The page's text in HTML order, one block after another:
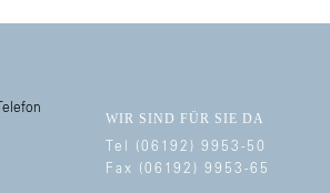
WIR SIND FÜR SIE DA
Tel (06192) 9953-50
Fax (06192) 9953-65